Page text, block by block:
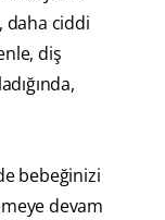
daha ciddi
diş
bebeğinizi
devam